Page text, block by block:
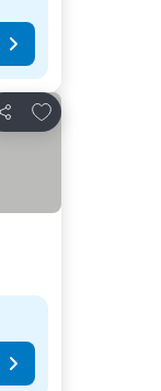
Paylaş
Favorilerime ekle